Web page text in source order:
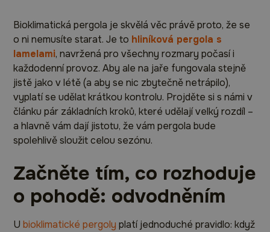
Bioklimatická pergola je skvělá věc právě proto, že se
o ni nemusíte starat. Je to hliníková pergola s
lamelami, navržená pro všechny rozmary počasí i
každodenní provoz. Aby ale na jaře fungovala stejně
jistě jako v létě (a aby se nic zbytečně netrápilo),
vyplatí se udělat krátkou kontrolu. Projděte si s námi v
článku pár základních kroků, které udělají velký rozdíl –
a hlavně vám dají jistotu, že vám pergola bude
spolehlivě sloužit celou sezónu.
Začněte tím, co rozhoduje
o pohodě: odvodněním
Ubioklimatické pergoly platí jednoduché pravidlo: když